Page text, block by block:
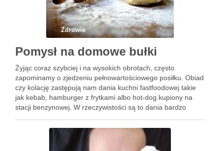
Zdrowie
Pomysł na domowe bułki
Żyjąc coraz szybciej i na wysokich obrotach, często
zapominamy o zjedzeniu pełnowartościowego posiłku. Obiad
czy kolację zastępują nam dania kuchni fastfoodowej takie
jak kebab, hamburger z frytkami albo hot-dog kupiony na
stacji benzynowej. W rzeczywistości są to dania bardzo
cholesterolu. Jeśli zjemy taki posiłek …